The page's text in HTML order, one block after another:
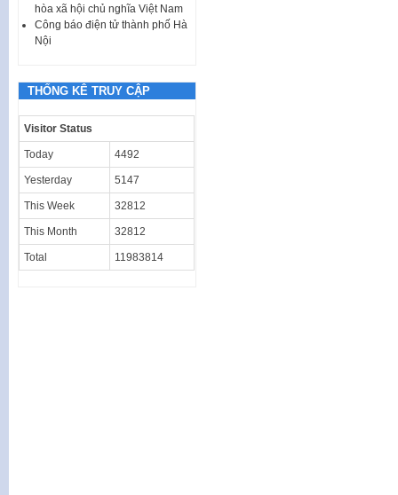
hòa xã hội chủ nghĩa Việt Nam
Công báo điện tử thành phố Hà
Nội
THỐNG KÊ TRUY CẬP
Visitor Status
Today 4492
Yesterday 5147
This Week 32812
This Month 32812
Total 11983814